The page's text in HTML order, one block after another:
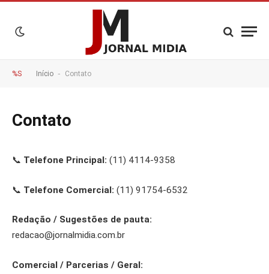
%S Início - Contato
Contato
📞 Telefone Principal: (11) 4114-9358
📞 Telefone Comercial: (11) 91754-6532
Redação / Sugestões de pauta:
redacao@jornalmidia.com.br
Comercial / Parcerias / Geral: